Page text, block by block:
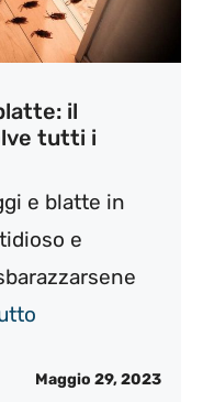
il
tutti i
e blatte in
e
Maggio 29, 2023